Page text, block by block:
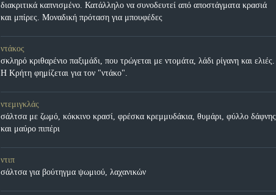
διακριτικά καπνισμένο. Κατάλληλο να συνοδευτεί από αποστάγματα κρασιά
και μπίρες. Μοναδική πρόταση για μπουφέδες
ντάκος
σκληρό κριθαρένιο παξιμάδι, που τρώγεται με ντομάτα, λάδι ρίγανη και ελιές.
Η Κρήτη φημίζεται για τον "ντάκο".
ντεμιγκλάς
σάλτσα με ζωμό, κόκκινο κρασί, φρέσκα κρεμμυδάκια, θυμάρι, φύλλο δάφνης
και μαύρο πιπέρι
ντιπ
σάλτσα για βούτηγμα ψωμιού, λαχανικών